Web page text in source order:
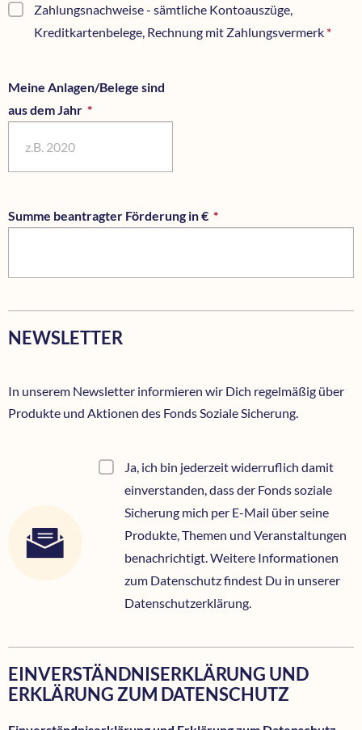
Zahlungsnachweise - sämtliche Kontoauszüge,
Kreditkartenbelege, Rechnung mit Zahlungsvermerk *
Meine Anlagen/Belege sind
aus dem Jahr *
Summe beantragter Förderung in € *
NEWSLETTER
In unserem Newsletter informieren wir Dich regelmäßig über
Produkte und Aktionen des Fonds Soziale Sicherung.
Ja, ich bin jederzeit widerruflich damit
einverstanden, dass der Fonds soziale
Sicherung mich per E-Mail über seine
Produkte, Themen und Veranstaltungen
benachrichtigt. Weitere Informationen
zum Datenschutz findest Du in unserer
Datenschutzerklärung.
EINVERSTÄNDNISERKLÄRUNG UND
ERKLÄRUNG ZUM DATENSCHUTZ